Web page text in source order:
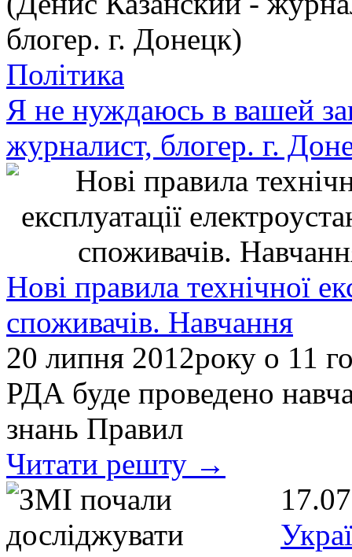
Політика
Я не нуждаюсь в вашей
журналист, блогер. г.
Нові правила технічної
споживачів. Навчання
20 липня 2012року о 11
РДА буде проведено
знань Правил
Читати решту →